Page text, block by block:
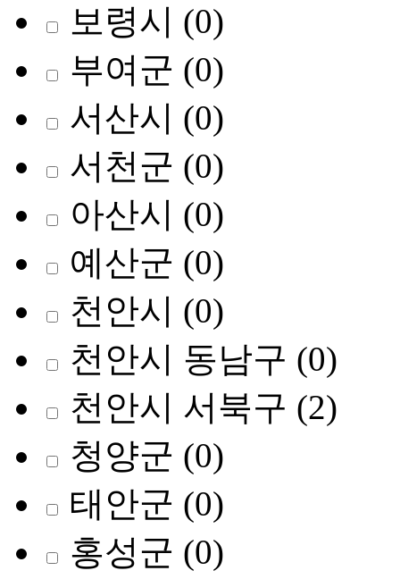
보령시 (0)
부여군 (0)
서산시 (0)
서천군 (0)
아산시 (0)
예산군 (0)
천안시 (0)
천안시 동남구 (0)
천안시 서북구 (2)
청양군 (0)
태안군 (0)
홍성군 (0)